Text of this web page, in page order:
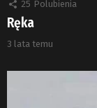
25 Polubienia
Ręka
3 lata temu